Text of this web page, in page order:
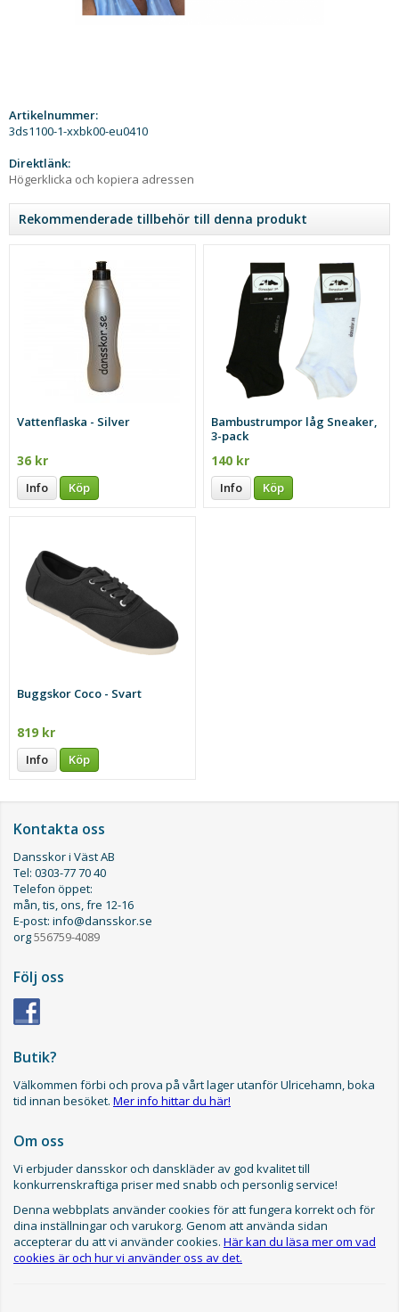
Artikelnummer:
3ds1100-1-xxbk00-eu0410
Direktlänk:
Högerklicka och kopiera adressen
Rekommenderade tillbehör till denna produkt
Vattenflaska - Silver
36 kr
Info Köp
Bambustrumpor låg Sneaker,
3-pack
140 kr
Info Köp
Buggskor Coco - Svart
819 kr
Info Köp
Kontakta oss
Dansskor i Väst AB
Tel: 0303-77 70 40
Telefon öppet:
mån, tis, ons, fre 12-16
E-post: info@dansskor.se
org556759-4089
Följ oss
Butik?
Välkommen förbi och prova på vårt lager utanför Ulricehamn, boka
tid innan besöket. Mer info hittar du här!
Om oss
Vi erbjuder dansskor och danskläder av god kvalitet till
konkurrenskraftiga priser med snabb och personlig service!
Denna webbplats använder cookies för att fungera korrekt och för
dina inställningar och varukorg. Genom att använda sidan
accepterar du att vi använder cookies. Här kan du läsa mer om vad
cookies är och hur vi använder oss av det.